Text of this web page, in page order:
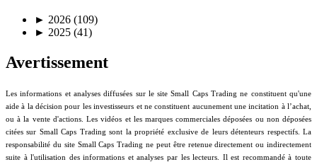
► 2026 (109)
► 2025 (41)
Avertissement
Les informations et analyses diffusées sur le site Small Caps Trading ne constituent qu'une
aide à la décision pour les investisseurs et ne constituent aucunement une incitation à l’achat,
ou à la vente d'actions. Les vidéos et les marques commerciales déposées ou non déposées
citées sur Small Caps Trading sont la propriété exclusive de leurs détenteurs respectifs. La
responsabilité du site Small Caps Trading ne peut être retenue directement ou indirectement
suite à l'utilisation des informations et analyses par les lecteurs. Il est recommandé à toute